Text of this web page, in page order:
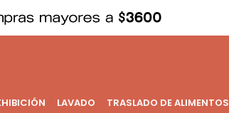
LAVADO TRASLADO DE ALIMENTOS